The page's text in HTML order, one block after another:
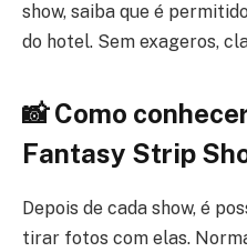
show, saiba que é
do hotel. Sem exageros,
📸 Como
Fantasy Strip
Depois de cada show, é
tirar fotos com elas.